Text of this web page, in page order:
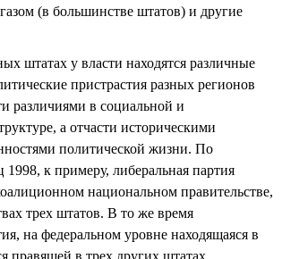
(в большинстве штатов) и другие
штатах у власти находятся различные
пристрастия разных регионов
различиями в социальной и
а отчасти историческими
политической жизни. По
1998, к примеру, либеральная партия
национальном правительстве,
трех штатов. В то же время
на федеральном уровне находящаяся в
правящей в трех других штатах.